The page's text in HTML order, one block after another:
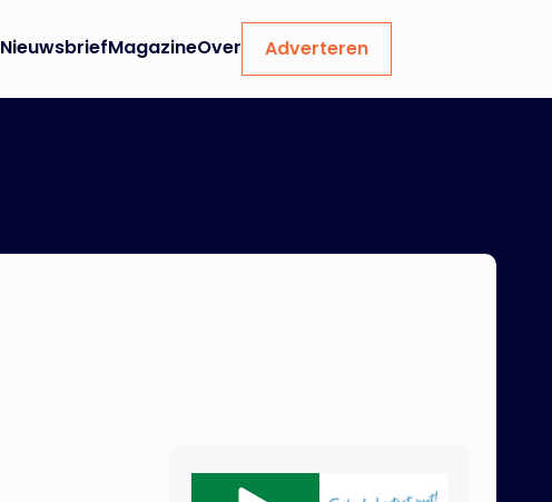
NieuwsbriefMagazineOver Adverteren